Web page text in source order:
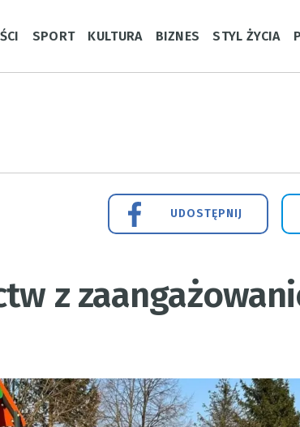
SPORT KULTURA BIZNES STYL ŻYCIA
UDOSTĘPNIJ
z